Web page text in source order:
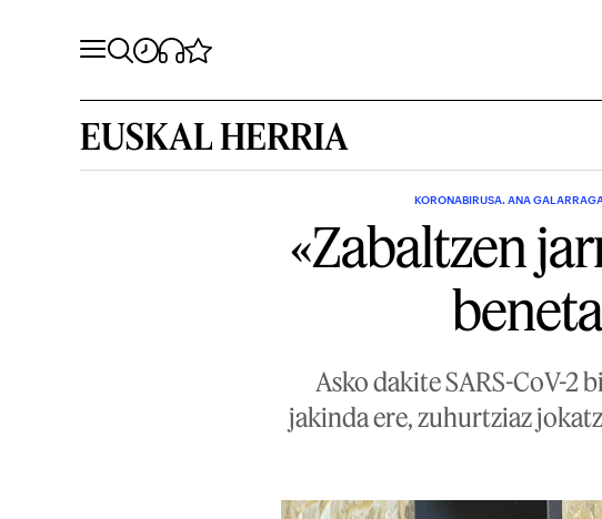
EUSKAL HERRIA
KORONABIRUSA. ANA
«Zabaltzen
Asko dakite SARS-CoV-2
jakinda ere, zuhurtziaz